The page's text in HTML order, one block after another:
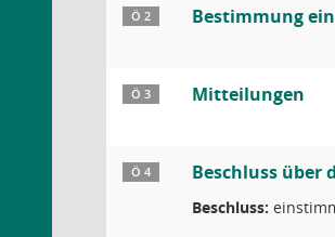
Ö 2 Bestimmung
Ö 3 Mitteilungen
Ö 4 Beschluss über
Beschluss: